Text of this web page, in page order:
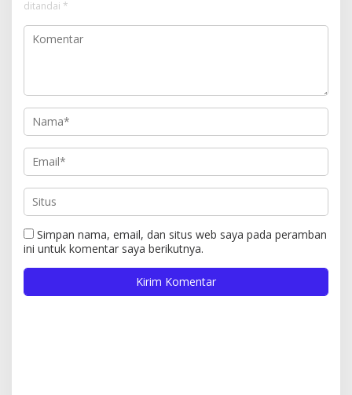
ditandai *
Simpan nama, email, dan situs web saya pada peramban
ini untuk komentar saya berikutnya.